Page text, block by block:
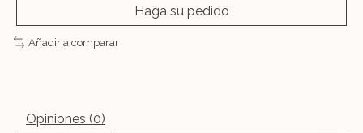
Haga su pedido
Añadir a comparar
Opiniones (0)